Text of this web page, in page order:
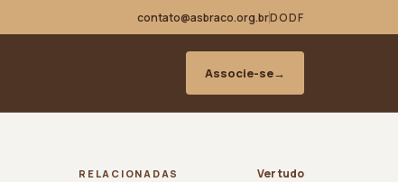
contato@asbraco.org.brDODF
Associe-se→
RELACIONADAS Ver tudo